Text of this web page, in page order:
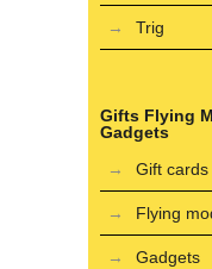
Trig
Gifts Flying
Gadgets
Gift cards
Flying
Gadgets